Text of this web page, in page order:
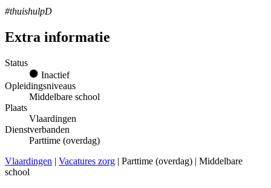
#thuishulpD
Extra informatie
Status
Inactief
Opleidingsniveaus
Middelbare school
Plaats
Vlaardingen
Dienstverbanden
Parttime (overdag)
Vlaardingen | Vacatures zorg | Parttime (overdag) | Middelbare
school